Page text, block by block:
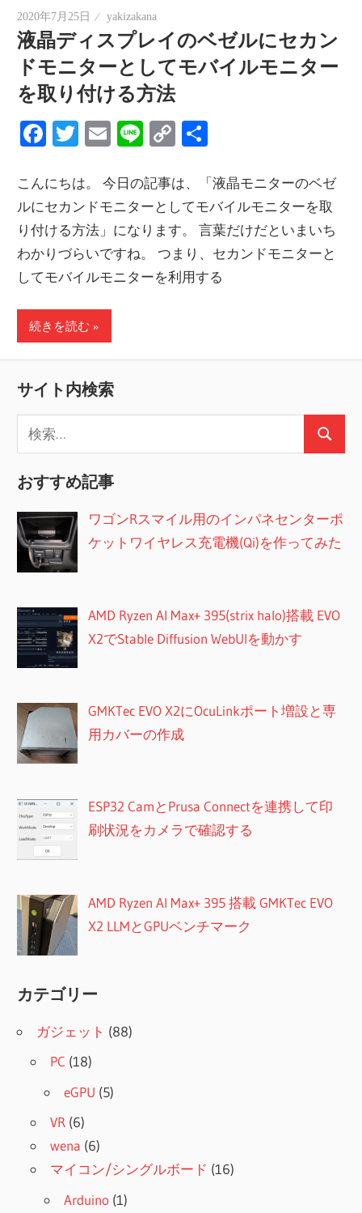
2020年7月25日 yakizakana
液晶ディスプレイのベゼルにセカン
ドモニターとしてモバイルモニター
を取り付ける方法
Facebook
Twitter
EmailLineCopy
こんにちは。 今日の記事は、「液晶モニターのベゼ
ルにセカンドモニターとしてモバイルモニターを取
り付ける方法」になります。 言葉だけだといまいち
わかりづらいですね。 つまり、セカンドモニターと
してモバイルモニターを利用する
続きを読む
サイト内検索
索:
検
おすすめ記事
ワゴンRスマイル用のインパネセンターポ
ケットワイヤレス充電機(Qi)を作ってみた
AMD Ryzen AI Max+ 395(strix halo)搭載 EVO
X2でStable Diffusion WebUIを動かす
GMKTec EVO X2にOcuLinkポート増設と専
用カバーの作成
ESP32 CamとPrusa Connectを連携して印
刷状況をカメラで確認する
AMD Ryzen AI Max+ 395 搭載 GMKTec EVO
X2 LLMとGPUベンチマーク
カテゴリー
ガジェット (88)
PC (18)
eGPU (5)
VR (6)
wena (6)
マイコン/シングルボード (16)
Arduino (1)